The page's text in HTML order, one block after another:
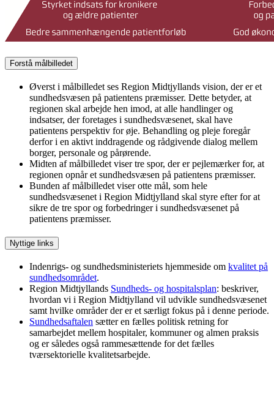
Forstå målbilledet
Øverst i målbilledet ses Region Midtjyllands vision, der er et
sundhedsvæsen på patientens præmisser. Dette betyder, at
regionen skal arbejde hen imod, at alle handlinger og
indsatser, der foretages i sundhedsvæsenet, skal have
patientens perspektiv for øje. Behandling og pleje foregår
derfor i en aktivt inddragende og rådgivende dialog mellem
borger, personale og pårørende.
Midten af målbilledet viser tre spor, der er pejlemærker for, at
regionen opnår et sundhedsvæsen på patientens præmisser.
Bunden af målbilledet viser otte mål, som hele
sundhedsvæsenet i Region Midtjylland skal styre efter for at
sikre de tre spor og forbedringer i sundhedsvæsenet på
patientens præmisser.
Nyttige links
Indenrigs- og sundhedsministeriets hjemmeside om kvalitet på
sundhedsområdet.
Region Midtjyllands Sundheds- og hospitalsplan: beskriver,
hvordan vi i Region Midtjylland vil udvikle sundhedsvæsenet
samt hvilke områder der er et særligt fokus på i denne periode.
Sundhedsaftalen sætter en fælles politisk retning for
samarbejdet mellem hospitaler, kommuner og almen praksis
og er således også rammesættende for det fælles
tværsektorielle kvalitetsarbejde.